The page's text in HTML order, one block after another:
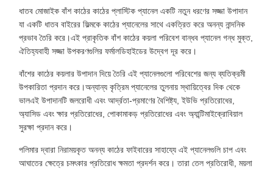
ধাতব মোজাইক বাঁশ কাঠের কাঠের প্লাস্টিক প্যানেল একটি নতুন ধরণের সজ্জা উপাদান
যা একটি ধাতব বাইরের ফিল্মকে কাঠের প্যানেলের সাথে একত্রিত করে অনন্য নান্দনিক
প্রভাব তৈরি করে।এই প্রাকৃতিক বাঁশ কাঠের কয়লা পরিবেশ বান্ধব প্যানেল গন্ধ মুক্ত,
ঐতিহ্যবাহী সজ্জা উপকরণগুলির ফর্মালডিহাইডের উদ্বেগ দূর করে।
বাঁশের কাঠের কয়লার উপাদান দিয়ে তৈরি এই প্যানেলগুলো পরিবেশের জন্য ব্যতিক্রমী
উপকারিতা প্রদান করে।অন্যান্য কৃত্রিম প্যানেলের তুলনায় স্থায়িত্বের দিক থেকে
ভালএই উপাদানটি জলরোধী এবং আর্দ্রতা-প্রমাণের বৈশিষ্ট্য, ইউভি প্রতিরোধের,
অ্যাসিড এবং ক্ষার প্রতিরোধের, পোকামাকড় প্রতিরোধের এবং অ্যান্টিমাইক্রোবিয়াল
সুরক্ষা প্রদান করে।
পলিমার দ্বারা নিরাময়কৃত অনন্য কাঠের ফাইবারের সাহায্যে এই প্যানেলগুলি চাপ এবং
আঘাতের ক্ষেত্রে চমৎকার প্রতিরোধ ক্ষমতা প্রদর্শন করে। তারা তেল প্রতিরোধী, ময়লা